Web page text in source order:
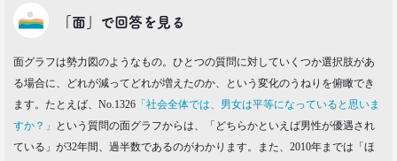
「面」で回答を見る
面グラフは勢力図のようなもの。ひとつの質問に対していくつか選択肢があ
る場合に、どれが減ってどれが増えたのか、という変化のうねりを俯瞰でき
ます。たとえば、No.1326 「社会全体では、男女は平等になっていると思いま
すか？」
という質問の面グラフからは、「どちらかといえば男性が優遇され
ている」が32年間、過半数であるのがわかります。また、2010年までは「ほ